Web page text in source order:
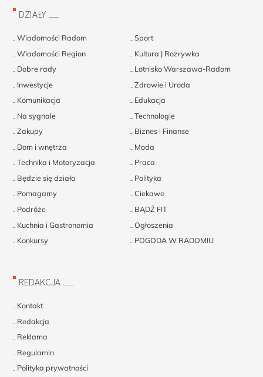
DZIAŁY
Wiadomości Radom
Sport
Wiadomości Region
Kultura | Rozrywka
Dobre rady
Lotnisko Warszawa-Radom
Inwestycje
Zdrowie i Uroda
Komunikacja
Edukacja
Na sygnale
Technologie
Zakupy
Biznes i Finanse
Dom i wnętrza
Moda
Technika i Motoryzacja
Praca
Będzie się działo
Polityka
Pomagamy
Ciekawe
Podróże
BĄDŹ FIT
Kuchnia i Gastronomia
Ogłoszenia
Konkursy
POGODA W RADOMIU
REDAKCJA
Kontakt
Redakcja
Reklama
Regulamin
Polityka prywatności